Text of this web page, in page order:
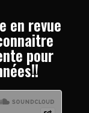
en revue
pour